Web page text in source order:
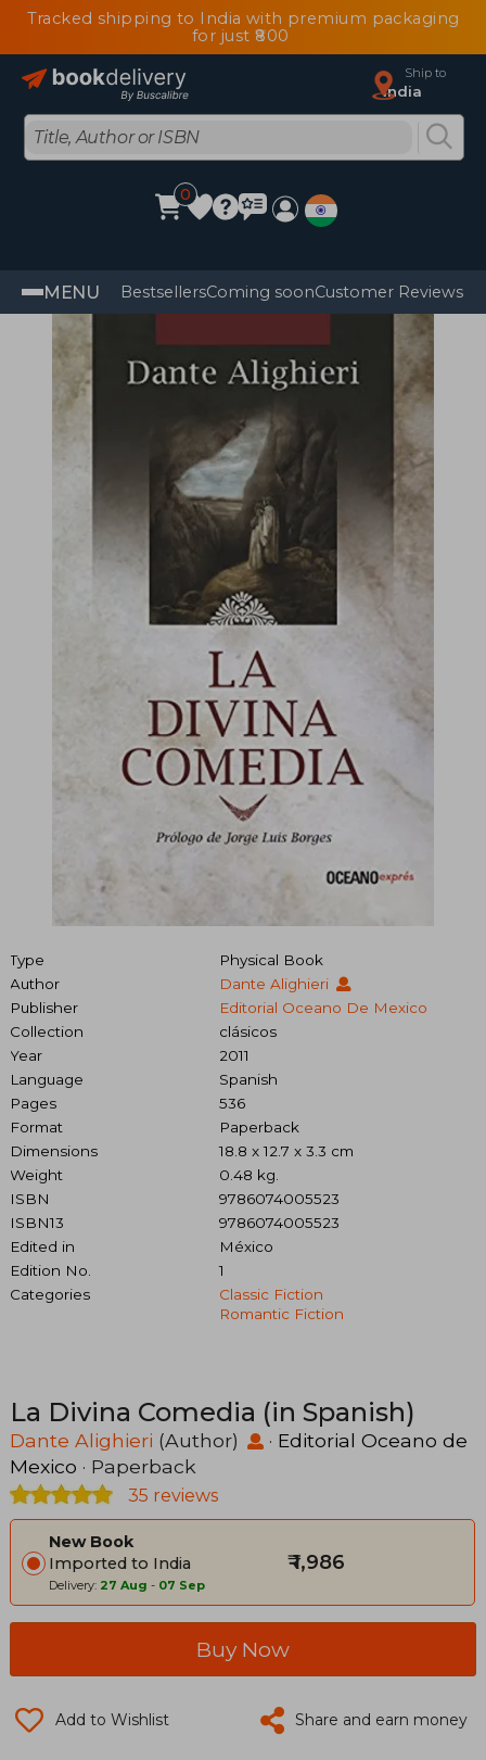
Tracked shipping to India with premium packaging
for just ₹800
Ship to
India
0
MENU BestsellersComing soonCustomer Reviews
Type
Physical Book
Author
Dante Alighieri
Publisher
Editorial Oceano De Mexico
Collection
clásicos
Year
2011
Language
Spanish
Pages
536
Format
Paperback
Dimensions
18.8 x 12.7 x 3.3 cm
Weight
0.48 kg.
ISBN
9786074005523
ISBN13
9786074005523
Edited in
México
Edition No.
1
Categories
Classic Fiction
Romantic Fiction
La Divina Comedia (in Spanish)
Dante Alighieri (Author) · Editorial Oceano de
Mexico · Paperback
35 reviews
New Book
Imported to India
Delivery: 27 Aug - 07 Sep
₹ 1,986
Buy Now
Add to Wishlist Share and earn money